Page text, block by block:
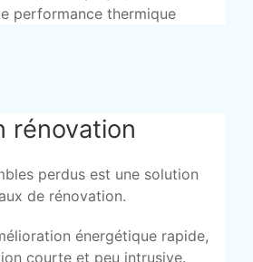
performance thermique
rénovation
perdus est une solution
de rénovation.
énergétique rapide,
courte et peu intrusive.